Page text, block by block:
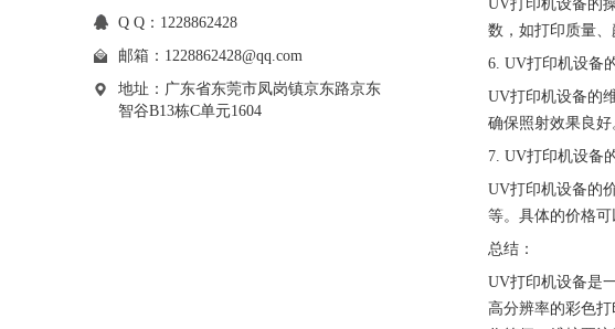
Q Q：1228862428
邮箱： 1228862428@qq.com
地址：广东省东莞市凤岗镇京东路京东
智谷B13栋C单元1604
UV打印机设备的
数，如打印质量
6. UV打印机设备
UV打印机设备的
确保照射效果良
7. UV打印机设备
UV打印机设备的
等。具体的价格可
总结：
UV打印机设备是
高分辨率的彩色